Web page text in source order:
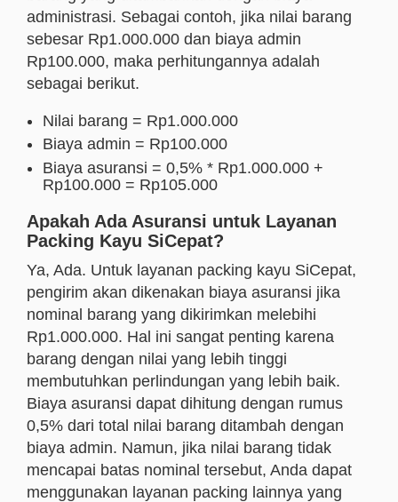
administrasi. Sebagai contoh, jika nilai barang
sebesar Rp1.000.000 dan biaya admin
Rp100.000, maka perhitungannya adalah
sebagai berikut.
Nilai barang = Rp1.000.000
Biaya admin = Rp100.000
Biaya asuransi = 0,5% * Rp1.000.000 +
Rp100.000 = Rp105.000
Apakah Ada Asuransi untuk Layanan
Packing Kayu SiCepat?
Ya, Ada. Untuk layanan packing kayu SiCepat,
pengirim akan dikenakan biaya asuransi jika
nominal barang yang dikirimkan melebihi
Rp1.000.000. Hal ini sangat penting karena
barang dengan nilai yang lebih tinggi
membutuhkan perlindungan yang lebih baik.
Biaya asuransi dapat dihitung dengan rumus
0,5% dari total nilai barang ditambah dengan
biaya admin. Namun, jika nilai barang tidak
mencapai batas nominal tersebut, Anda dapat
menggunakan layanan packing lainnya yang